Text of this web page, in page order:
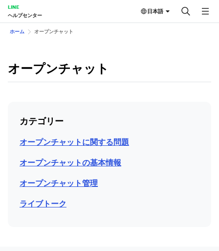
LINE
ヘルプセンター
日本語
ホーム オープンチャット
オープンチャット
カテゴリー
オープンチャットに関する問題
オープンチャットの基本情報
オープンチャット管理
ライブトーク